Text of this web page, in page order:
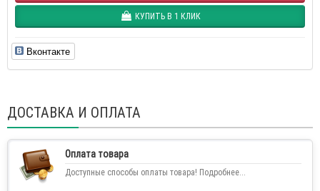
КУПИТЬ В 1 КЛИК
Вконтакте
ДОСТАВКА И ОПЛАТА
Оплата товара
Доступные способы оплаты товара! Подробнее...